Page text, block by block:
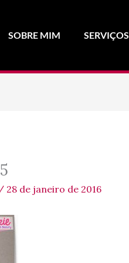
SOBRE MIM SERVIÇOS
/ 28 de janeiro de 2016